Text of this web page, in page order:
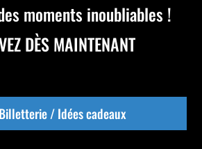
moments inoubliables !
DÈS MAINTENANT
Billetterie / Idées cadeaux